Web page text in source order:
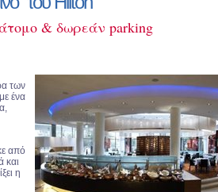
& δωρεάν parking
των
με ένα
από
και
η